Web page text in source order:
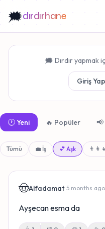
🗯️dırdırhane
🗯️ Dırdır yapmak
Giriş Yap
🕐 Yeni 🔥 Popüler
Tümü 💼 İş 💕 Aşk
🤠Alfadamat· 5 months ago
Ayşecan esma da